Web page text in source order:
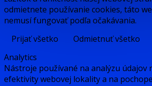
odmietnete používanie cookies, táto
nemusí fungovať podľa očakávania.
Prijať všetko
Odmietnuť všetko
Analytics
Nástroje používané na analýzu údajov
efektivity webovej lokality a na